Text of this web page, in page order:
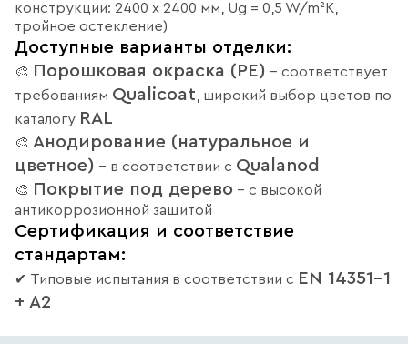
конструкции: 2400 x 2400 мм, Ug = 0,5 W/m²K,
тройное остекление)
Доступные варианты отделки:
🎨 Порошковая окраска (PE) – соответствует
требованиям Qualicoat , широкий выбор цветов по
каталогу RAL
🎨 Анодирование (натуральное и
цветное) – в соответствии с Qualanod
🎨 Покрытие под дерево – с высокой
антикоррозионной защитой
Сертификация и соответствие
стандартам:
✔ Типовые испытания в соответствии с EN 14351-1
+ A2